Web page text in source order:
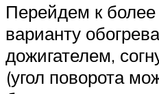
Перейдем к
варианту
дожигателем,
(угол поворота